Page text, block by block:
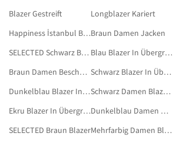
Blazer Gestreift
Longblazer Kariert
Happiness İstanbul Braun BlazerBraun Damen Jacken
SELECTED Schwarz Blazer In Übergröße
Blau Blazer In Übergröße
Braun Damen Bescheidene Jacken
Schwarz Blazer In Übergröße
Dunkelblau Blazer In Übergröße
Schwarz Damen Blazer In Übergröße
Ekru Blazer In Übergröße
Dunkelblau Damen Blazer In Übergröße
SELECTED Braun Blazer
Mehrfarbig Damen Blazer In Übergröße